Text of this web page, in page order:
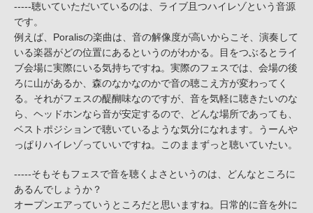
-----聴いていただいているのは、ライブ且つハイレゾという音源
です。
例えば、Poralisの楽曲は、音の解像度が高いからこそ、演奏して
いる楽器がどの位置にあるというのがわかる。目をつぶるとライ
ブ会場に実際にいる気持ちですね。実際のフェスでは、会場の後
ろに山があるか、森のなかなのかで音の聴こえ方が変わってく
る。それがフェスの醍醐味なのですが、音を気軽に聴きたいのな
ら、ヘッドホンなら音が安定するので、どんな場所であっても、
ベストポジションで聴いているような気分になれます。うーんや
っぱりハイレゾっていいですね。このままずっと聴いていたい。
-----そもそもフェスで音を聴くよさというのは、どんなところに
あるんでしょうか？
オープンエアっていうところだと思いますね。日常的に音を外に